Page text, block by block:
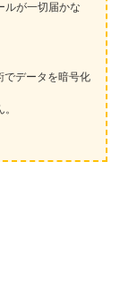
ルが一切届かな
データを暗号化